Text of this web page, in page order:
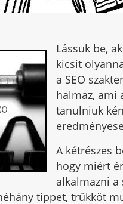
Lássuk be,
kicsit
a SEO
halmaz, ami
tanulniuk
A kétrészes
hogy miért
alkalmazni a
tippet, trükköt